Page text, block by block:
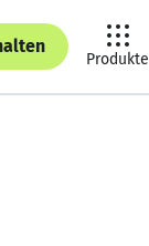
Produkte